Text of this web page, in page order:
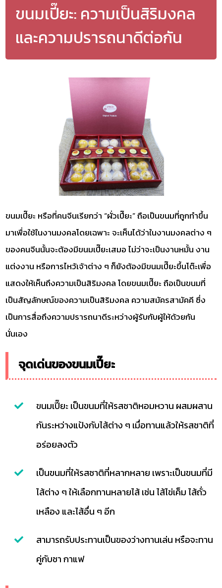
ขนมเปี๊ยะ: ความเป็นสิริมงคล
และความปรารถนาดีต่อกัน
ขนมเปี๊ยะ หรือที่คนจีนเรียกว่า “ผั่วเปี๊ยะ” ถือเป็นขนมที่ถูกทำขึ้น
มาเพื่อใช้ในงานมงคลโดยเฉพาะ จะเห็นได้ว่าในงานมงคลต่าง ๆ
ของคนจีนนั้นจะต้องมีขนมเปี๊ยะเสมอ ไม่ว่าจะเป็นงานหมั้น งาน
แต่งงาน หรือการไหว้เจ้าต่าง ๆ ก็ยังต้องมีขนมเปี๊ยะขึ้นโต๊ะเพื่อ
แสดงให้เห็นถึงความเป็นสิริมงคล โดยขนมเปี๊ยะ ถือเป็นขนมที่
เป็นสัญลักษณ์ของความเป็นสิริมงคล ความสมัครสามัคคี ซึ่ง
เป็นการสื่อถึงความปรารถนาดีระหว่างผู้รับกับผู้ให้ด้วยกัน
นั่นเอง
จุดเด่นของขนมเปี๊ยะ
ขนมเปี๊ยะ เป็นขนมที่ให้รสชาติหอมหวาน ผสมผสาน
กันระหว่างแป้งกับไส้ต่าง ๆ เมื่อทานแล้วให้รสชาติที่
อร่อยลงตัว
เป็นขนมที่ให้รสชาติที่หลากหลาย เพราะเป็นขนมที่มี
ไส้ต่าง ๆ ให้เลือกทานหลายไส้ เช่น ไส้ไข่เค็ม ไส้ถั่ว
เหลือง และไส้อื่น ๆ อีก
สามารถรับประทานเป็นของว่างทานเล่น หรือจะทาน
คู่กับชา กาแฟ